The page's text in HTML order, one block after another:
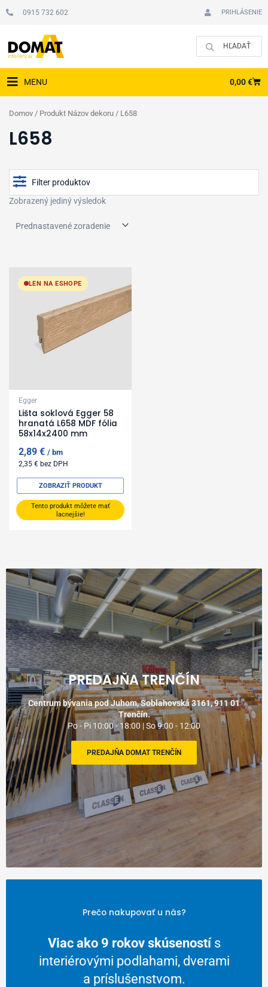
0915 732 602 PRIHLÁSENIE
MENU 0,00€
Domov / Produkt Názov dekoru / L658
L658
Filter produktov
Zobrazený jediný výsledok
LEN NA ESHOPE
Egger
Lišta soklová Egger 58
hranatá L658 MDF fólia
58x14x2400 mm
2,89€ bm
2,35€ bez DPH
Tento produkt môžete mať
lacnejšie!
ZOBRAZIŤ PRODUKT
PREDAJŇA TRENČÍN
Centrum bývania pod Juhom, Soblahovská 3161, 911 01
Trenčín.
Po - Pi 10:00 - 18:00 | So 9:00 - 12:00
PREDAJŇA DOMAT TRENČÍN
Prečo nakupovať u nás?
Viac ako 9 rokov skúsenostís
interiérovými podlahami, dverami
a príslušenstvom.